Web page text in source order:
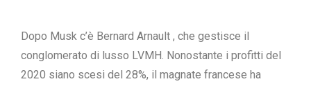
Dopo Musk c’è Bernard Arnault , che gestisce il
conglomerato di lusso LVMH. Nonostante i profitti del
2020 siano scesi del 28%, il magnate francese ha